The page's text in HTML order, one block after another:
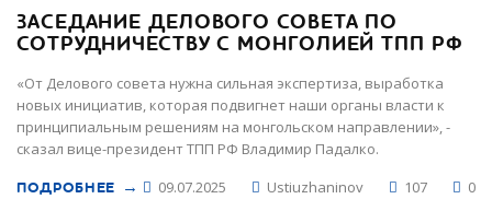
ЗАСЕДАНИЕ ДЕЛОВОГО СОВЕТА ПО
СОТРУДНИЧЕСТВУ С МОНГОЛИЕЙ ТПП РФ
«От Делового совета нужна сильная экспертиза, выработка
новых инициатив, которая подвигнет наши органы власти к
принципиальным решениям на монгольском направлении», -
сказал вице-президент ТПП РФ Владимир Падалко.
ПОДРОБНЕЕ → 09.07.2025 Ustiuzhaninov 107 0